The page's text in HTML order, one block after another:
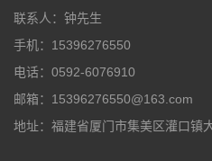
联系人：钟先生
手机：15396276550
电话：0592-6076910
邮箱：15396276550@163.com
地址：福建省厦门市集美区灌口镇